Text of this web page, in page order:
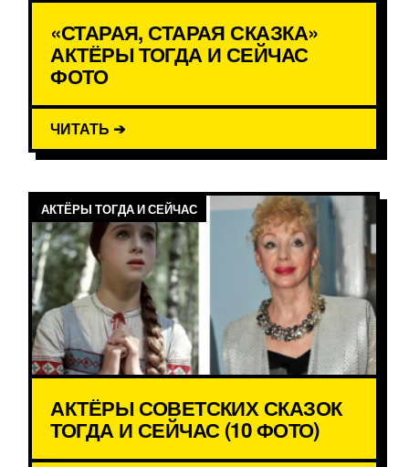
«СТАРАЯ, СТАРАЯ СКАЗКА»
АКТЁРЫ ТОГДА И СЕЙЧАС
ФОТО
ЧИТАТЬ ➔
АКТЁРЫ ТОГДА И СЕЙЧАС
АКТЁРЫ СОВЕТСКИХ СКАЗОК
ТОГДА И СЕЙЧАС (10 ФОТО)